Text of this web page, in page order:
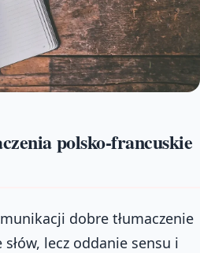
polsko-francuskie
dobre tłumaczenie
lecz oddanie sensu i